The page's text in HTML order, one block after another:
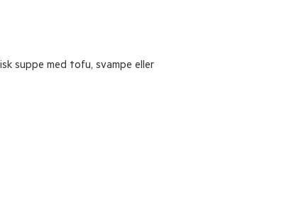
suppe med tofu, svampe eller